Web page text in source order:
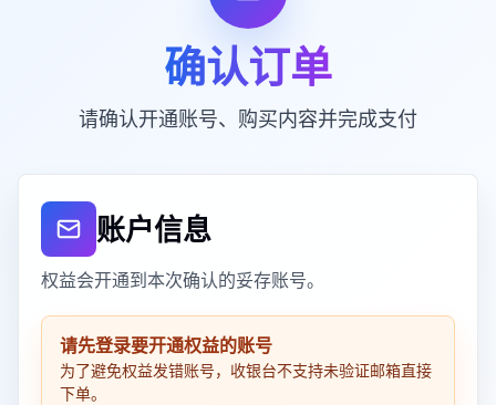
确认订单
请确认开通账号、购买内容并完成支付
账户信息
权益会开通到本次确认的妥存账号。
请先登录要开通权益的账号
为了避免权益发错账号，收银台不支持未验证邮箱直接
下单。